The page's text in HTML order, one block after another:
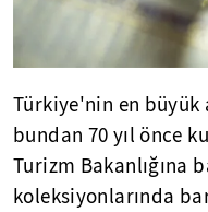
Türkiye'nin en büyük
bundan 70 yıl önce
Turizm Bakanlığına
koleksiyonlarında